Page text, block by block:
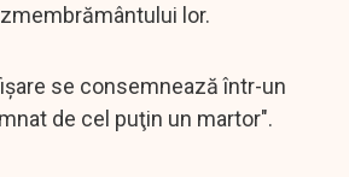
lor.
se consemnează într-un
de cel puţin un martor".